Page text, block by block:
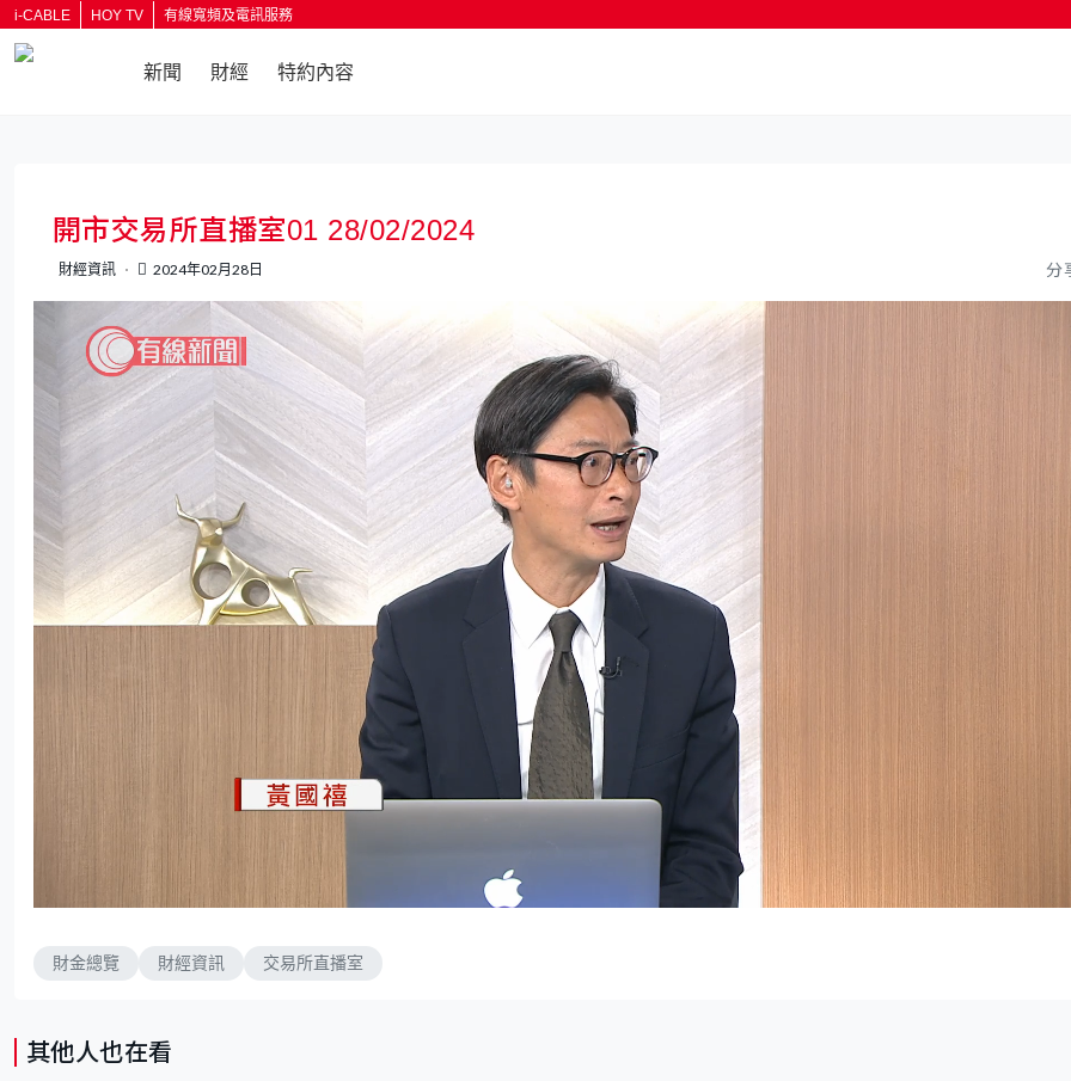
i-CABLE HOY TV 有線寬頻及電訊服務
新聞 財經 特約內容
開市交易所直播室01 28/02/2024
財經資訊 2024年02月28日 分
n
e
財金總覽 財經資訊 交易所直播室
其他人也在看